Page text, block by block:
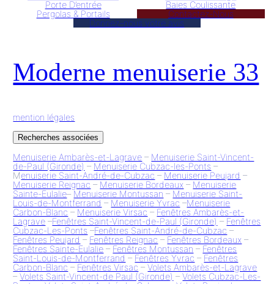
Porte D’entrée
Baies Coulissante
Pergolas & Portails
Contactez-Nous
Donnez–nous votre avis
Moderne menuiserie 33
mention légales
Recherches associées
Menuiserie Ambarès-et-Lagrave – Menuiserie Saint-Vincent-
de-Paul (Gironde) – Menuiserie Cubzac-les-Ponts –
Menuiserie Saint-André-de-Cubzac – Menuiserie Peujard –
Menuiserie Reignac – Menuiserie Bordeaux – Menuiserie
Sainte-Eulalie– Menuiserie Montussan – Menuiserie Saint-
Louis-de-Montferrand – Menuiserie Yvrac –Menuiserie
Carbon-Blanc – Menuiserie Virsac – Fenêtres Ambarès-et-
Lagrave –Fenêtres Saint-Vincent-de-Paul (Gironde) – Fenêtres
Cubzac-Les-Ponts –Fenêtres Saint-André-de-Cubzac –
Fenêtres Peujard – Fenêtres Reignac – Fenêtres Bordeaux –
Fenêtres Sainte-Eulalie – Fenêtres Montussan – Fenêtres
Saint-Louis-de-Montferrand – Fenêtres Yvrac – Fenêtres
Carbon-Blanc – Fenêtres Virsac –Volets Ambarès-et-Lagrave
–Volets Saint-Vincent-de Paul (Gironde) –Volets Cubzac-Les-